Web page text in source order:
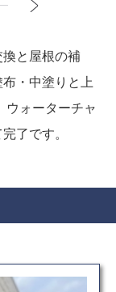
と屋根の補
・中塗りと上
ウォーターチャ
了です。